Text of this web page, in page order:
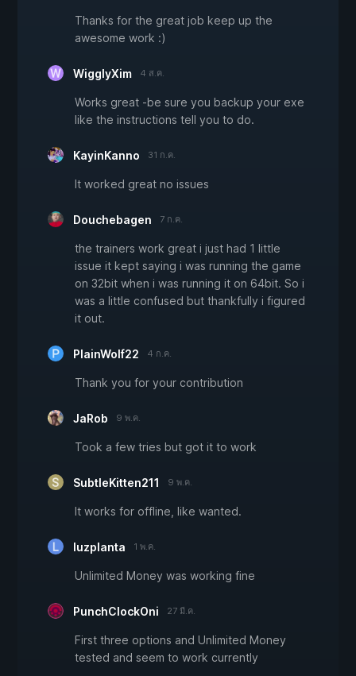
Thanks for the great job keep up the
awesome work :)
WigglyXim 4 ส.ค.
Works great -be sure you backup your exe
like the instructions tell you to do.
KayinKanno 31 ก.ค.
It worked great no issues
Douchebagen 7 ก.ค.
the trainers work great i just had 1 little
issue it kept saying i was running the game
on 32bit when i was running it on 64bit. So i
was a little confused but thankfully i figured
it out.
PlainWolf22 4 ก.ค.
Thank you for your contribution
JaRob 9 พ.ค.
Took a few tries but got it to work
SubtleKitten211 9 พ.ค.
It works for offline, like wanted.
luzplanta 1 พ.ค.
Unlimited Money was working fine
PunchClockOni 27 มี.ค.
First three options and Unlimited Money
tested and seem to work currently